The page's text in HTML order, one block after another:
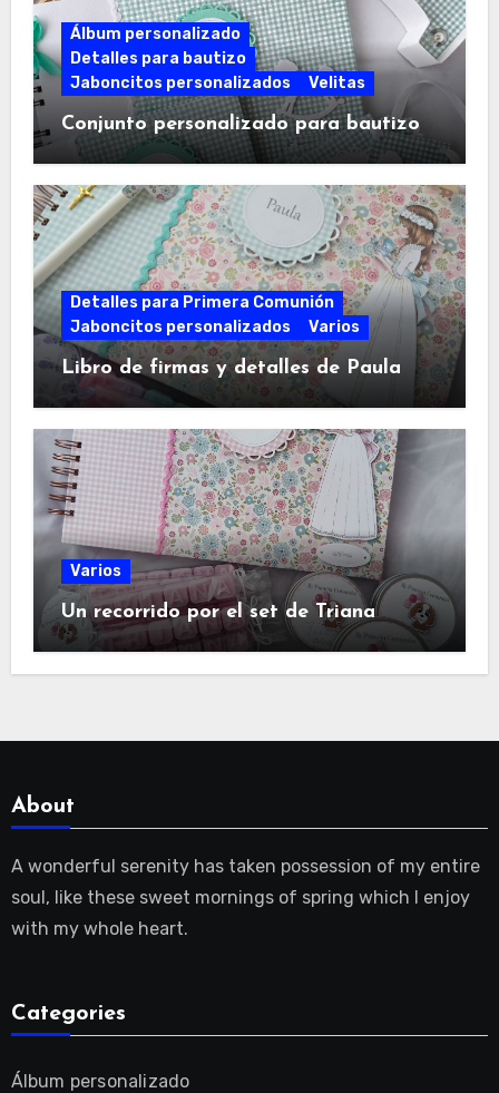
Álbum personalizado
Detalles para bautizo
Jaboncitos personalizados
Velitas
Conjunto personalizado para bautizo
Detalles para Primera Comunión
Jaboncitos personalizados
Varios
Libro de firmas y detalles de Paula
Varios
Un recorrido por el set de Triana
About
A wonderful serenity has taken possession of my entire
soul, like these sweet mornings of spring which I enjoy
with my whole heart.
Categories
Álbum personalizado